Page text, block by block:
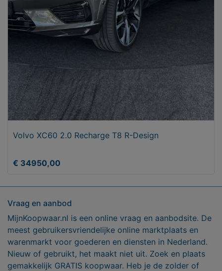
Volvo XC60 2.0 Recharge T8 R-Design
€ 34950,00
Vraag en aanbod
MijnKoopwaar.nl is een online vraag en aanbodsite. De
meest gebruikersvriendelijke online marktplaats en
warenmarkt voor goederen en diensten in Nederland.
Nieuw of gebruikt, het maakt niet uit. Zoek en plaats
gemakkelijk GRATIS koopwaar. Heb je de zolder of